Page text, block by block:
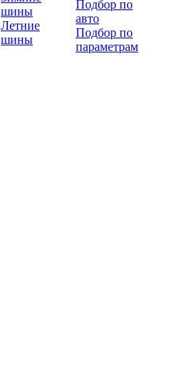
шины
Летние
шины
Подбор по
авто
Подбор по
параметрам